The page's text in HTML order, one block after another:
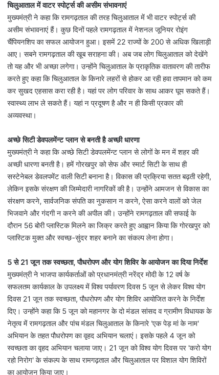
चिलुआताल में वाटर स्पोर्ट्स की असीम संभावनाएं
मुख्यमंत्री ने कहा कि रामगढ़ताल की तरह चिलुआताल में भी वाटर स्पोर्ट्स की
असीम संभावनाएं हैं। कुछ दिनों पहले रामगढ़ताल में नेशनल जूनियर रोइंग
चैंपियनशिप का सफल आयोजन हुआ। इसमें 22 राज्यों के 200 से अधिक खिलाड़ी
आए। सबने रामगढ़ताल की खूब सराहना की। अब जब लोग चिलुआताल को देखेंगे
तो यह और भी अच्छा लगेगा। उन्होंने चिलुआताल के प्राकृतिक वातावरण की तारीफ
करते हुए कहा कि चिलुआताल के किनारे लहरों से होकर आ रही हवा तापमान को कम
कर सुखद एहसास करा रही है। यहां पर लोग परिवार के साथ आकर घूम सकते हैं।
स्वास्थ्य लाभ ले सकते हैं। यहां न प्रदूषण है और न ही किसी प्रकार की
अव्यवस्था।
अच्छे सिटी डेवपलमेंन्ट प्लान से बनती है अच्छी धारणा
मुख्यमंत्री ने कहा कि अच्छे सिटी डेवपलमेंन्ट प्लान से लोगों के मन में शहर की
अच्छी धारणा बनती है। हमें गोरखपुर को सेफ और स्मार्ट सिटी के साथ ही
सस्टेनेबल डेवलपमेंट वाली सिटी बनाना है। विकास की प्रक्रिया सतत बढ़ती रहेगी,
लेकिन इसके संरक्षण की जिम्मेदारी नागरिकों की है। उन्होंने आमजन से विकास का
संरक्षण करने, सार्वजनिक संपति का नुकसान न करने, ऐसा करने वालों को जेल
भिजवाने और गंदगी न करने की अपील की। उन्होंने रामगढ़ताल की सफाई के
दौरान 56 बोरी प्लास्टिक मिलने का जिक्र करते हुए आह्वान किया कि गोरखपुर को
प्लास्टिक मुक्त और स्वच्छ-सुंदर शहर बनाने का संकल्प लेना होगा।
5 से 21 जून तक स्वच्छता, पौधरोपण और योग शिविर के आयोजन का दिया निर्देश
मुख्यमंत्री ने भाजपा कार्यकर्ताओं को प्रधानमंत्री नरेंद्र मोदी के 12 वर्ष के
सफलतम कार्यकाल के उपलक्ष्य में विश्व पर्यावरण दिवस 5 जून से लेकर विश्व योग
दिवस 21 जून तक स्वच्छता, पौधरोपण और योग शिविर आयोजित करने के निर्देश
दिए। उन्होंने कहा कि 5 जून को महानगर के दो मंडल सांसद व ग्रामीण विधायक के
नेतृत्व में रामगढ़ताल और पांच मंडल चिलुआताल के किनारे 'एक पेड़ मां के नाम'
अभियान के तहत पौधरोपण का वृहद अभियान चलाएं। इसके पहले 4 जून को
स्वच्छता का वृहद अभियान चलाया जाए। 21 जून को विश्व योग दिवस पर 'करो योग
रहो निरोग' के संकल्प के साथ रामगढ़ताल और चिलुआताल पर विशाल योग शिविरों
का आयोजन किया जाए।